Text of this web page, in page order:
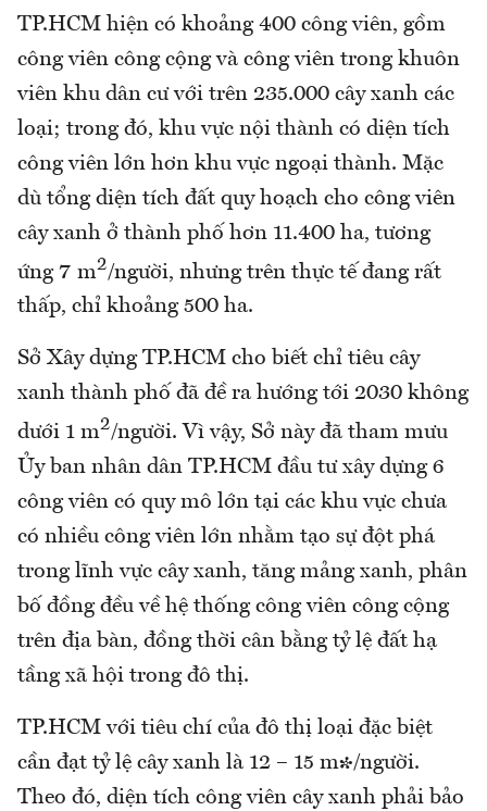
TP.HCM hiện có khoảng 400 công viên, gồm
công viên công cộng và công viên trong khuôn
viên khu dân cư với trên 235.000 cây xanh các
loại; trong đó, khu vực nội thành có diện tích
công viên lớn hơn khu vực ngoại thành. Mặc
dù tổng diện tích đất quy hoạch cho công viên
cây xanh ở thành phố hơn 11.400 ha, tương
ứng 7 m2/người, nhưng trên thực tế đang rất
thấp, chỉ khoảng 500 ha.
Sở Xây dựng TP.HCM cho biết chỉ tiêu cây
xanh thành phố đã đề ra hướng tới 2030 không
dưới 1 m2/người. Vì vậy, Sở này đã tham mưu
Ủy ban nhân dân TP.HCM đầu tư xây dựng 6
công viên có quy mô lớn tại các khu vực chưa
có nhiều công viên lớn nhằm tạo sự đột phá
trong lĩnh vực cây xanh, tăng mảng xanh, phân
bố đồng đều về hệ thống công viên công cộng
trên địa bàn, đồng thời cân bằng tỷ lệ đất hạ
tầng xã hội trong đô thị.
TP.HCM với tiêu chí của đô thị loại đặc biệt
cần đạt tỷ lệ cây xanh là 12 – 15 m²/người.
Theo đó, diện tích công viên cây xanh phải bảo